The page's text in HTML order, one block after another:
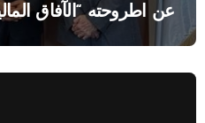
عن اطروحته “الآفاق